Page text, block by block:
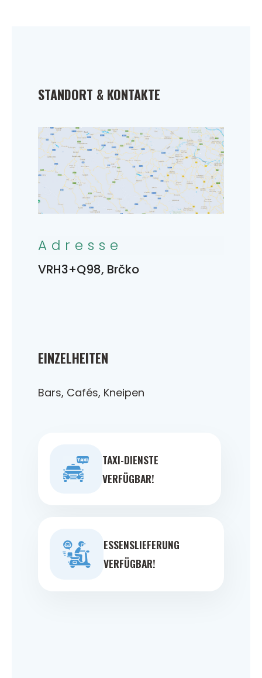
EINZELHEITEN
Bars, Cafés, Kneipen
TAXI-DIENSTE
VERFÜGBAR!
ESSENSLIEFERUNG
VERFÜGBAR!
STANDORT & KONTAKTE
Adresse
VRH3+Q98, Brčko